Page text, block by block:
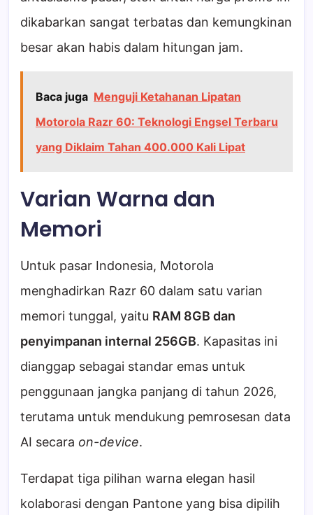
dikabarkan sangat terbatas dan kemungkinan
besar akan habis dalam hitungan jam.
Baca juga Menguji Ketahanan Lipatan
Motorola Razr 60: Teknologi Engsel Terbaru
yang Diklaim Tahan 400.000 Kali Lipat
Varian Warna dan
Memori
Untuk pasar Indonesia, Motorola
menghadirkan Razr 60 dalam satu varian
memori tunggal, yaitu RAM 8GB dan
penyimpanan internal 256GB. Kapasitas ini
dianggap sebagai standar emas untuk
penggunaan jangka panjang di tahun 2026,
terutama untuk mendukung pemrosesan data
AI secara on-device.
Terdapat tiga pilihan warna elegan hasil
kolaborasi dengan Pantone yang bisa dipilih